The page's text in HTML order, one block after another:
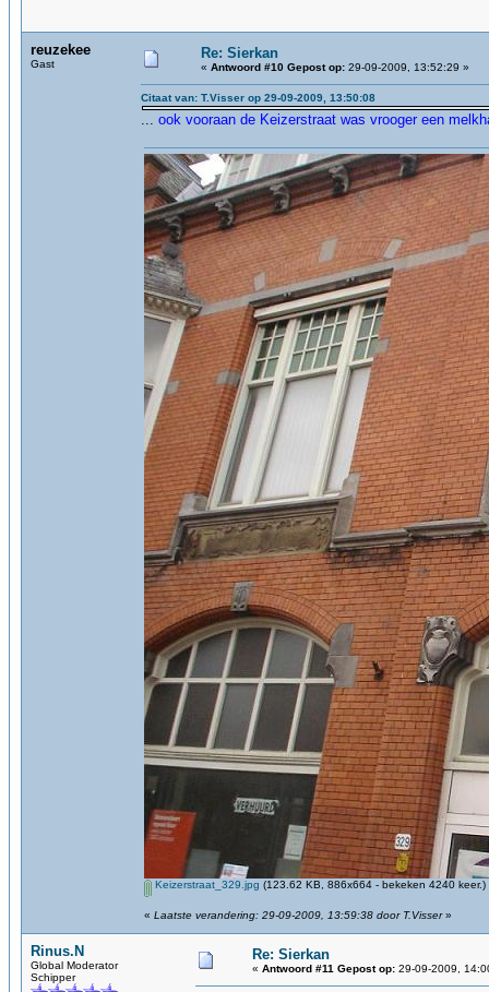
reuzekee
Gast
Re: Sierkan
« Antwoord #10 Gepost op: 29-09-2009, 13:52:29 »
Citaat van: T.Visser op 29-09-2009, 13:50:08
... ook vooraan de Keizerstraat was vrooger een
Keizerstraat_329.jpg (123.62 KB, 886x664 - bekeken 4240 keer.)
« Laatste verandering: 29-09-2009, 13:59:38 door T.Visser»
Rinus.N
Global Moderator
Schipper
Re: Sierkan
« Antwoord #11 Gepost op: 29-09-2009,